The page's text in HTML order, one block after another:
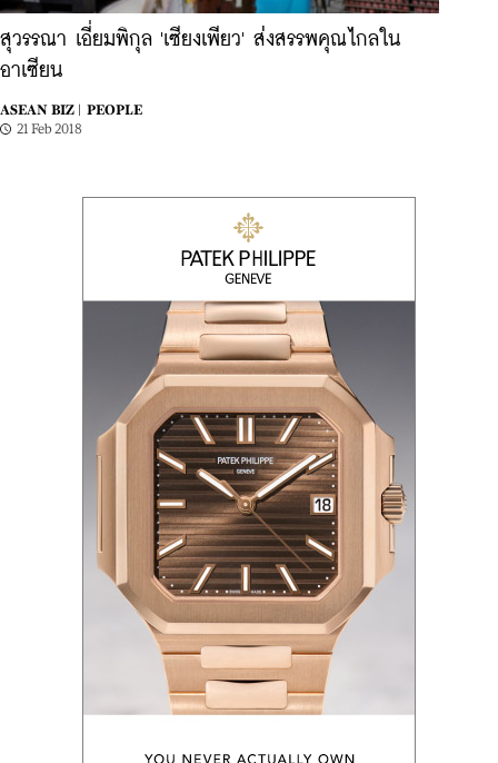
สุวรรณา เอี่ยมพิกุล 'เซียงเพียว' ส่งสรรพคุณไกลใน
อาเซียน
ASEAN BIZ |
PEOPLE
21 Feb 2018